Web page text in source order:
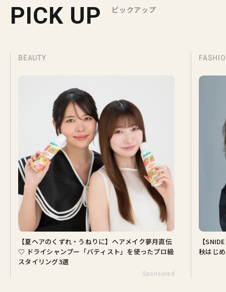
PICK UP ピックアップ
BEAUTY
【夏ヘアのくずれ・うねりに】ヘアメイク夢月直伝
♡ ドライシャンプー「バティスト」を使ったプロ級
スタイリング3選
Sponsored
【
秋はじ